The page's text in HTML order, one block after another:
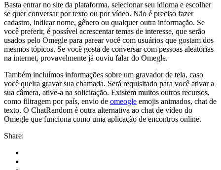
Basta entrar no site da plataforma, selecionar seu idioma e escolher
se quer conversar por texto ou por vídeo. Não é preciso fazer
cadastro, indicar nome, gênero ou qualquer outra informação. Se
você preferir, é possível acrescentar temas de interesse, que serão
usados pelo Omegle para parear você com usuários que gostam dos
mesmos tópicos. Se você gosta de conversar com pessoas aleatórias
na internet, provavelmente já ouviu falar do Omegle.
Também incluímos informações sobre um gravador de tela, caso
você queira gravar sua chamada. Será requisitado para você ativar a
sua câmera, ative-a na solicitação. Existem muitos outros recursos,
como filtragem por país, envio de omeogle emojis animados, chat de
texto. O ChatRandom é outra alternativa ao chat de vídeo do
Omegle que funciona como uma aplicação de encontros online.
Share: